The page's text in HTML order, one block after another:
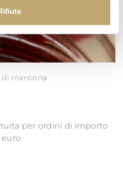
MANDORLA
per ordini di importo